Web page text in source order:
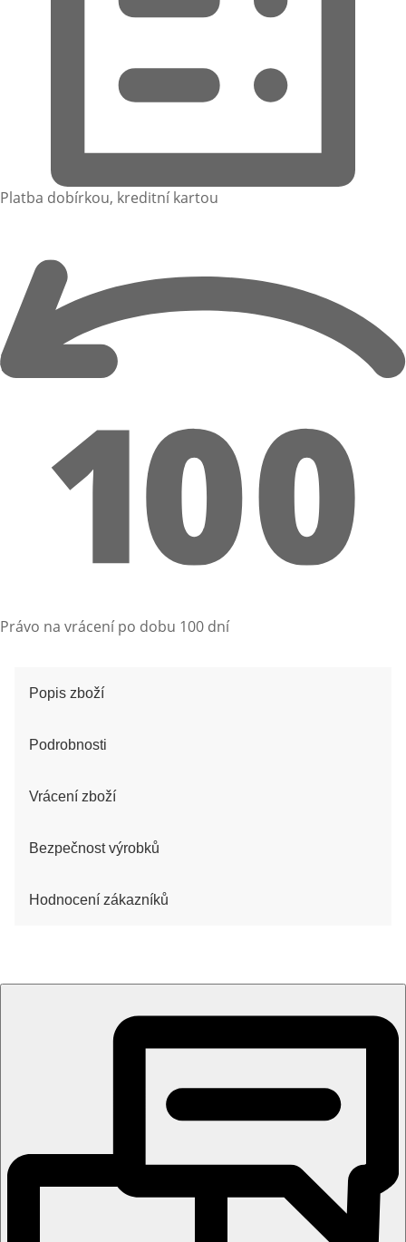
Platba dobírkou, kreditní kartou
Právo na vrácení po dobu 100 dní
Popis zboží
Podrobnosti
Vrácení zboží
Bezpečnost výrobků
Hodnocení zákazníků